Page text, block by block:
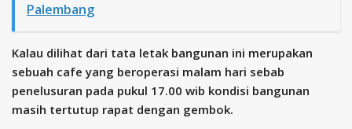
Palembang
Kalau dilihat dari tata letak bangunan ini merupakan
sebuah cafe yang beroperasi malam hari sebab
penelusuran pada pukul 17.00 wib kondisi bangunan
masih tertutup rapat dengan gembok.